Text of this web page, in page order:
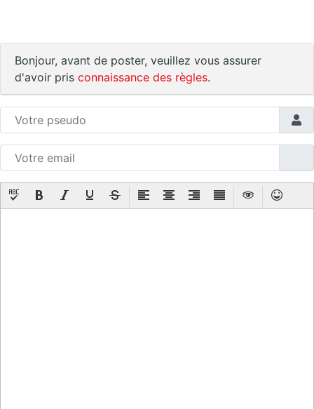
Bonjour, avant de poster, veuillez vous assurer
d'avoir pris connaissance des règles.